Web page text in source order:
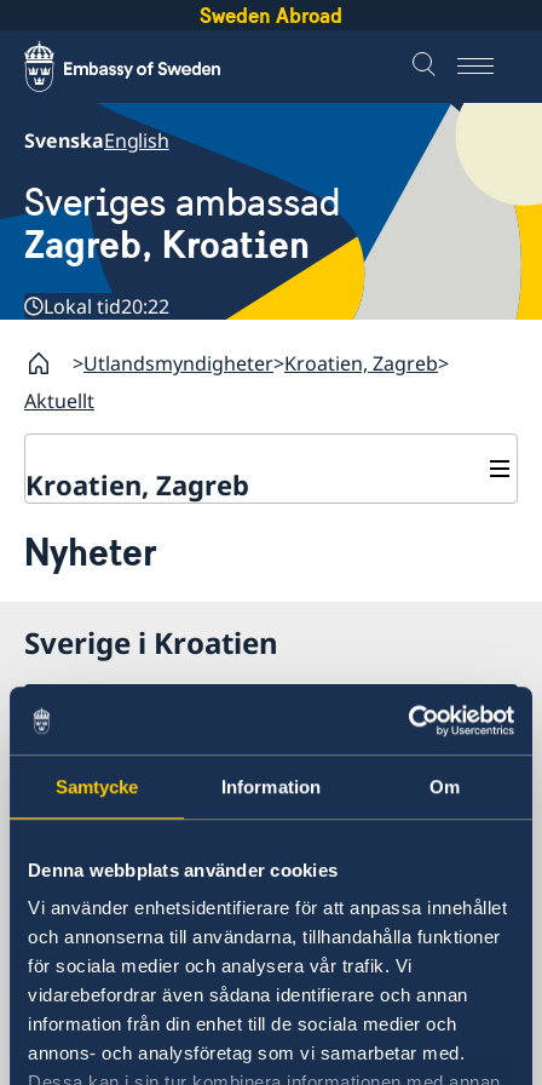
Samtycke Information Om
Denna webbplats använder cookies
Vi använder enhetsidentifierare för att anpassa innehållet
och annonserna till användarna, tillhandahålla funktioner
för sociala medier och analysera vår trafik. Vi
vidarebefordrar även sådana identifierare och annan
information från din enhet till de sociala medier och
annons- och analysföretag som vi samarbetar med.
Sweden Abroad
SvenskaEnglish
Sveriges ambassad
Zagreb, Kroatien
Lokal tid20:22
Utlandsmyndigheter Kroatien, Zagreb
Aktuellt
Kroatien, Zagreb
Aktuellt
Om oss
Nyheter
Sverige i Kroatien
Sveriges ambassad i Zagreb,
Kroatien
Besöksadress
Strojarska cesta 20
10 001 Zagreb
Postadress
Embassy of Sweden
P.P. 779
10 001 Zagreb
Croatia